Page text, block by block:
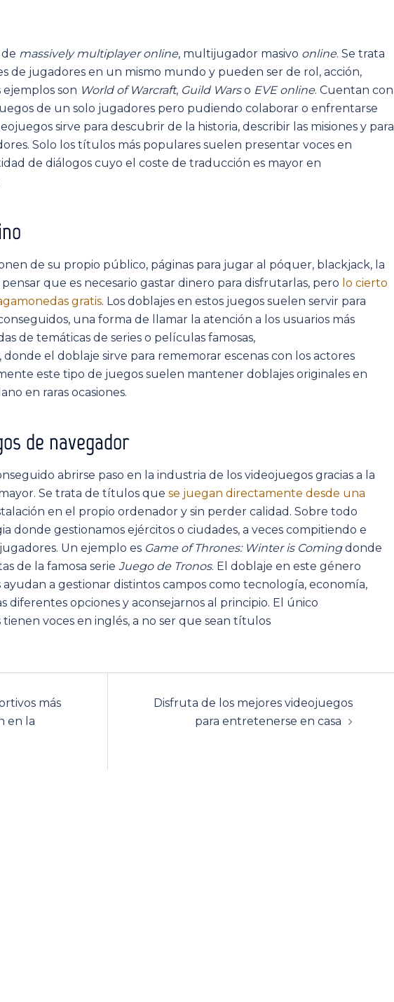
de massively multiplayer online, multijugador masivo online. Se trata
de jugadores en un mismo mundo y pueden ser de rol, acción,
son World of Warcraft, Guild Warso EVE online. Cuentan con
de un solo jugadores pero pudiendo colaborar o enfrentarse
sirve para descubrir de la historia, describir las misiones y para
Solo los títulos más populares suelen presentar voces en
de diálogos cuyo el coste de traducción es mayor en
de su propio público, páginas para jugar al póquer, blackjack, la
que es necesario gastar dinero para disfrutarlas, pero lo cierto
gratis. Los doblajes en estos juegos suelen servir para
una forma de llamar la atención a los usuarios más
de temáticas de series o películas famosas,
, donde el doblaje sirve para rememorar escenas con los actores
este tipo de juegos suelen mantener doblajes originales en
en raras ocasiones.
de navegador
abrirse paso en la industria de los videojuegos gracias a la
Se trata de títulos que se juegan directamente desde una
en el propio ordenador y sin perder calidad. Sobre todo
donde gestionamos ejércitos o ciudades, a veces compitiendo e
Un ejemplo es Game of Thrones: Winter is Comingdonde
de la famosa serie Juego de Tronos. El doblaje en este género
a gestionar distintos campos como tecnología, economía,
diferentes opciones y aconsejarnos al principio. El único
voces en inglés, a no ser que sean títulos
más
en la
Disfruta de los mejores videojuegos
para entretenerse en casa